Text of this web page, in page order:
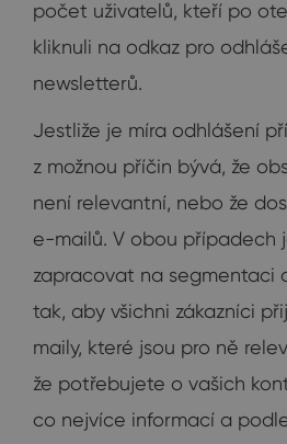
počet uživatelů, kteří po
kliknuli na odkaz pro
newsletterů.
Jestliže je míra odhlášení
z možnou příčin bývá, že
není relevantní, nebo že
e-mailů. V obou případech
zapracovat na segmentaci
tak, aby všichni zákazníci
maily, které jsou pro ně
že potřebujete o vašich
co nejvíce informací a